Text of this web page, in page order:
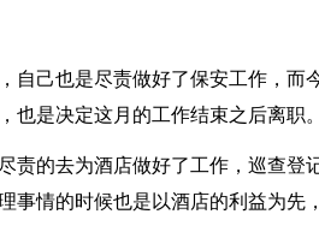
自己也是尽责做好了保安工作，而
也是决定这月的工作结束之后离职。
责的去为酒店做好了工作，巡查登
事情的时候也是以酒店的利益为先